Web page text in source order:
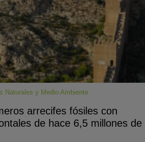
Naturales y Medio Ambiente
arrecifes fósiles con
de hace 6,5 millones de